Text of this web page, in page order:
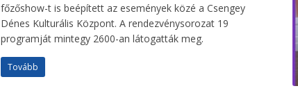
főzőshow-t is beépített az események közé a Csengey
Dénes Kulturális Központ. A rendezvénysorozat 19
programját mintegy 2600-an látogatták meg.
Tovább